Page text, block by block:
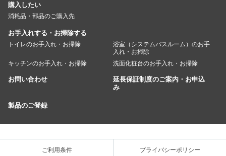
購入したい
消耗品・部品のご購入先
お手入れする・お掃除する
トイレのお手入れ・お掃除
浴室（システムバスルーム）のお手
入れ・お掃除
キッチンのお手入れ・お掃除
洗面化粧台のお手入れ・お掃除
お問い合わせ
延長保証制度のご案内・お申込
み
製品のご登録
ご利用条件 プライバシーポリシー